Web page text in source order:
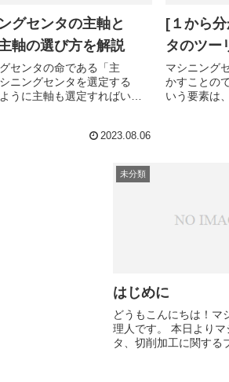
グセンタの主軸と
軸の選び方を解説
センタの命である「主
ニングセンタを選定する
うに主軸も選定すればいい
2023.08.06
[１から
タのツー
マシニング
かすことの
いう要素は
に解説して
未分類
はじめに
どうもこんにちは！マ
理人です。 本日よりマ
タ、切削加工に関する